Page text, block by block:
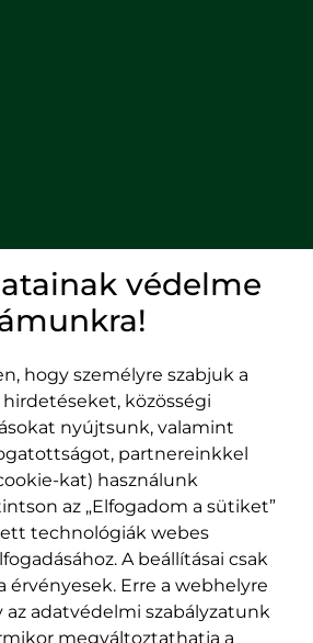
Impresszum
szabályzat
EPP program
utca, 41.
321
400489 Kolozsvár,
Majális utca, 60.
szám
tel/fax:0264 590 758
email:
office@rmdsz.ro
védelme
hogy személyre szabjuk a
közösségi
nyújtsunk, valamint
partnereinkkel
kat) használunk
az „Elfogadom a sütiket”
technológiák webes
A beállításai csak
érvényesek. Erre a webhelyre
az adatvédelmi szabályzatunk
megváltoztathatja a